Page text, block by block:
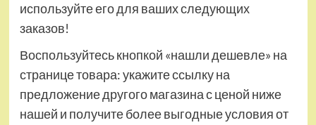
используйте его для ваших следующих
заказов!
Воспользуйтесь кнопкой «нашли дешевле» на
странице товара: укажите ссылку на
предложение другого магазина с ценой ниже
нашей и получите более выгодные условия от